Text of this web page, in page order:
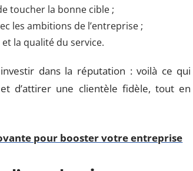
toucher la bonne cible ;
les ambitions de l’entreprise ;
la qualité du service.
dans la réputation : voilà ce qui
d’attirer une clientèle fidèle, tout en
pour booster votre entreprise